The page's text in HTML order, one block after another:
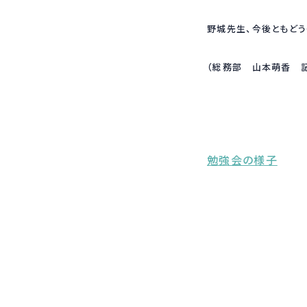
野城先生、今後ともどう
（総務部 山本萌香
勉強会の様子